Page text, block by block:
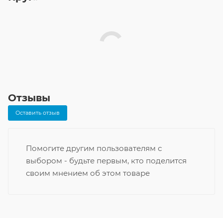
Отзывы
Оставить отзыв
Помогите другим пользователям с
выбором - будьте первым, кто поделится
своим мнением об этом товаре